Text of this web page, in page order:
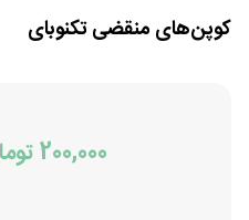
کوپن‌های منقضیتکنوبای
200,000 تومان